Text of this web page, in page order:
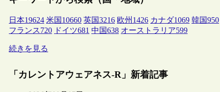
日本19624 米国 10660 英国3216 欧州 1426 カナダ1069 韓国950
フランス720 ドイツ681 中国638 オーストラリア599
続きを見る
「カレントアウェアネス-R」新着記事